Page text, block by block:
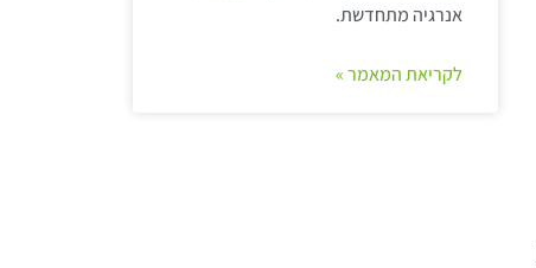
אנרגיה מתחדשת.
לקריאת המאמר »